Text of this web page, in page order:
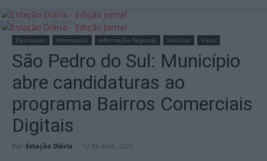
Início Destaques
Destaques Informação Informação Regional Notícias Viseu
São Pedro do Sul: Município
abre candidaturas ao
programa Bairros Comerciais
Digitais
Por Estação Diária - 12 de Abril, 2022